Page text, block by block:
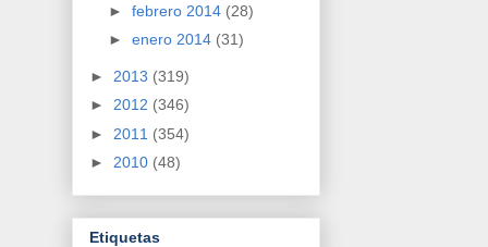
► febrero 2014 (28)
► enero 2014 (31)
► 2013 (319)
► 2012 (346)
► 2011 (354)
► 2010 (48)
Etiquetas